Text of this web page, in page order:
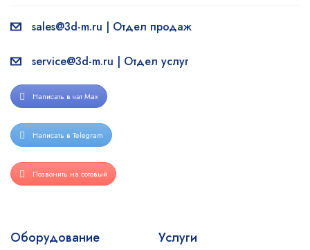
sales@3d-m.ru | Отдел продаж
service@3d-m.ru | Отдел услуг
Написать в чат Max
Написать в Telegram
Позвонить на сотовый
Оборудование Услуги